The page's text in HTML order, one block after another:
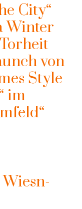
City“
Winter
von
Style
im